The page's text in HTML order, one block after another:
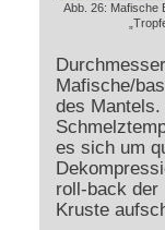
Abb. 26: Mafische
Mafische/
des Mantels.
es sich um
roll-back der
Kruste